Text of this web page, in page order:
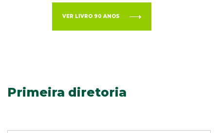
VER LIVRO 90 ANOS
Primeira diretoria